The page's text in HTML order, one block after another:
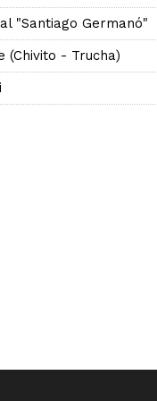
"Santiago Germanó"
(Chivito - Trucha)